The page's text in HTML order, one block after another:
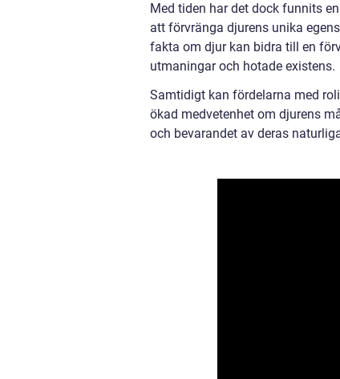
Med tiden har det dock funnits
att förvränga djurens unika
fakta om djur kan bidra till en
utmaningar och hotade existens.
Samtidigt kan fördelarna med
ökad medvetenhet om djurens
och bevarandet av deras